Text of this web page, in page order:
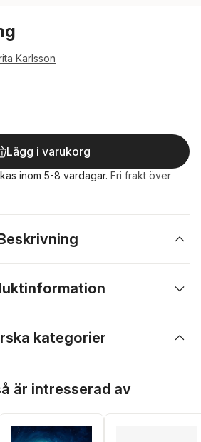
Karlsson
antal röster:
Lägg i varukorg
inom 5-8 vardagar. Fri frakt över
kategorier
är intresserad av